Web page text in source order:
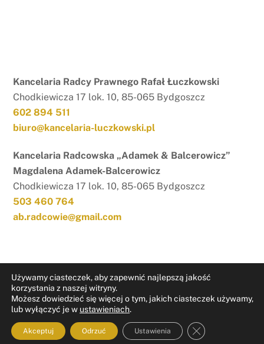
Kancelaria Radcy Prawnego Rafał Łuczkowski
Chodkiewicza 17 lok. 10, 85-065 Bydgoszcz
602 894 511
biuro@kancelaria-luczkowski.pl
Kancelaria Radcowska „Adamek & Balcerowicz”
Magdalena Adamek-Balcerowicz
Chodkiewicza 17 lok. 10, 85-065 Bydgoszcz
503 460 764
ab.radcowie@gmail.com
RODO Nota prawna
Używamy ciasteczek, aby zapewnić najlepszą jakość
korzystania z naszej witryny.
Możesz dowiedzieć się więcej o tym, jakich ciasteczek używamy,
lub wyłączyć je w ustawieniach.
Akceptuj Odrzuć Ustawienia ZAMKNIJ